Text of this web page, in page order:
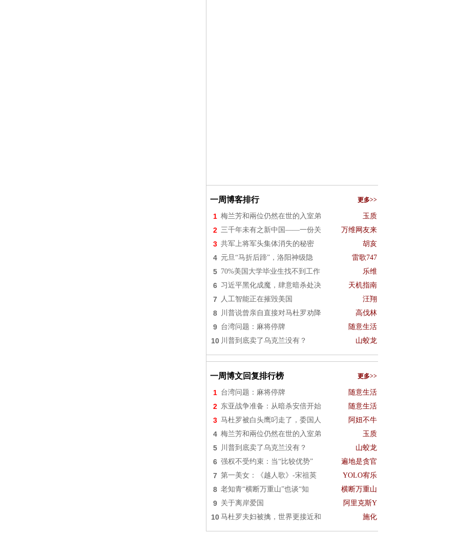
一周博客排行 更多>>
1 梅兰芳和兩位仍然在世的入室弟 玉质
2 三千年未有之新中国——一份关 万维网友来
3 共军上将军头集体消失的秘密 胡亥
4 元旦“马折后蹄”，洛阳神级隐 雷歌747
5 70%美国大学毕业生找不到工作 乐维
6 习近平黑化成魔，肆意暗杀处决 天机指南
7 人工智能正在摧毁美国 汪翔
8 川普说曾亲自直接对马杜罗劝降 高伐林
9 台湾问题：麻将停牌 随意生活
10 川普到底卖了乌克兰没有？ 山蛟龙
一周博文回复排行榜 更多>>
1 台湾问题：麻将停牌 随意生活
2 东亚战争准备：从暗杀安倍开始 随意生活
3 马杜罗被白头鹰叼走了，委国人 阿妞不牛
4 梅兰芳和兩位仍然在世的入室弟 玉质
5 川普到底卖了乌克兰没有？ 山蛟龙
6 强权不受约束：当“比较优势” 遍地是贪官
7 第一美女：《越人歌》-宋祖英 YOLO宥乐
8 老知青“横断万重山”也谈“知 横断万重山
9 关于离岸爱国 阿里克斯Y
10 马杜罗夫妇被擒，世界更接近和 施化